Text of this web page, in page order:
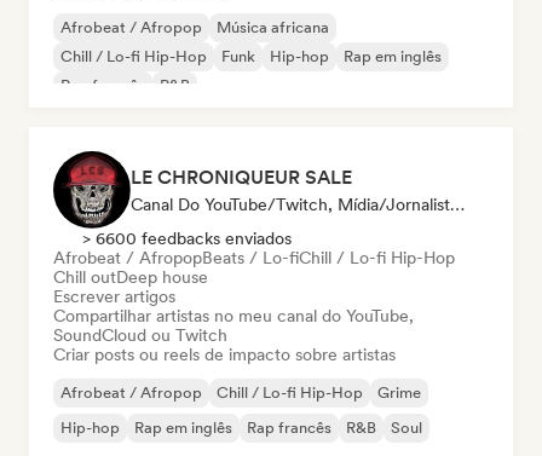
Afrobeat / Afropop
Música africana
Chill / Lo-fi Hip-Hop
Funk Hip-hop
Rap em inglês
Rap francês
R&B
LE CHRONIQUEUR SALE
Canal Do YouTube/Twitch, Mídia/Jornalista, Influenciador
> 6600 feedbacks enviados
Afrobeat / AfropopBeats / Lo-fiChill / Lo-fi Hip-Hop
Chill outDeep house
Escrever artigos
Compartilhar artistas no meu canal do YouTube,
SoundCloud ou Twitch
Criar posts ou reels de impacto sobre artistas
Afrobeat / Afropop Chill / Lo-fi Hip-Hop
Grime
Hip-hop
Rap em inglês Rap francês R&B Soul